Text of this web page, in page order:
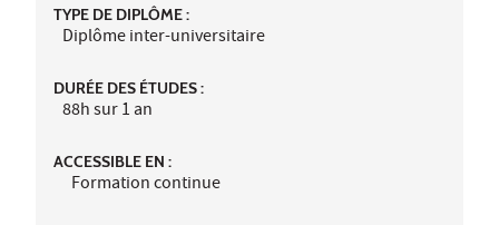
TYPE DE DIPLÔME :
Diplôme inter-universitaire
DURÉE DES ÉTUDES :
88h sur 1 an
ACCESSIBLE EN :
Formation continue